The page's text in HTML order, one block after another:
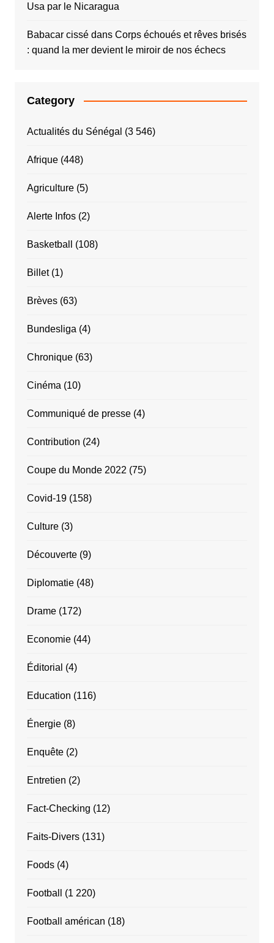
Usa par le Nicaragua
Babacar cissédans Corps échoués et rêves brisés
: quand la mer devient le miroir de nos échecs
Category
Actualités du Sénégal (3 546)
Afrique(448)
Agriculture(5)
Alerte Infos(2)
Basketball (108)
Billet(1)
Brèves(63)
Bundesliga (4)
Chronique(63)
Cinéma (10)
Communiqué de presse(4)
Contribution (24)
Coupe du Monde 2022 (75)
Covid-19(158)
Culture(3)
Découverte(9)
Diplomatie(48)
Drame(172)
Economie(44)
Éditorial (4)
Education (116)
Énergie(8)
Enquête(2)
Entretien (2)
Fact-Checking (12)
Faits-Divers(131)
Foods(4)
Football (1 220)
Football américan (18)